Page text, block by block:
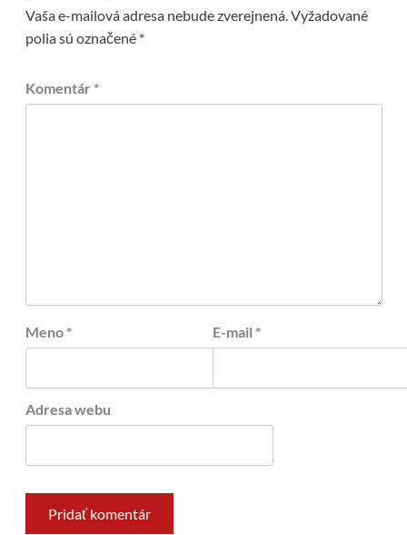
Vaša e-mailová adresa nebude zverejnená.Vyžadované
polia sú označené *
Komentár *
Meno * E-mail *
Adresa webu